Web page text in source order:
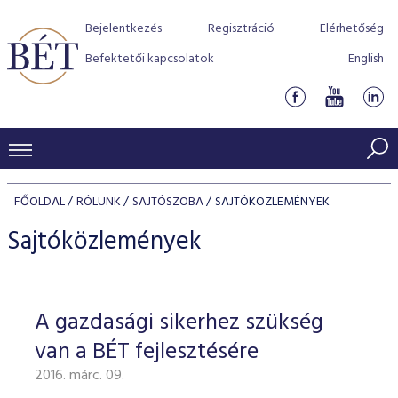
Bejelentkezés Regisztráció
Elérhetőség
Befektetői kapcsolatok
English
KERESKEDÉSI ADATOK
INDEXEK
Jelzáloglevél indexek
Vállalati kötvény indexek
Azonnali Piac
Részvények
Származékos piac
BEFEKTETŐK
Részvény szekció
Hitelpapír szekció
BÉT szabályzatok
Befektetővédelem
Alkalmazott díjstruktúra
Elszámolás
Részvény és vállalati kötvény tőzsdei bevezetését
program
BÉT Xtend - Részvénypiac egyszerűen
TŐZSDETAGOK
Tőzsdetagok, üzletkötők
VENDOROK
FŐOLDAL RÓLUNK SAJTÓSZOBA SAJTÓKÖZLEMÉNYEK
Sajtóközlemények
A gazdasági sikerhez szükség
van a BÉT fejlesztésére
2016. márc. 09.